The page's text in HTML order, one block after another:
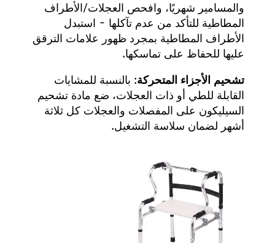
والمسامير شهريًا، وافحص العجلات/الأطراف
المطاطية للتأكد من عدم تآكلها - استبدل
الأطراف المطاطية بمجرد ظهور علامات الترقق
عليها للحفاظ على تماسكها.
تشحيم الأجزاء المتحركة: بالنسبة للمشايات
القابلة للطي أو ذات العجلات، ضع مادة تشحيم
السيليكون على المفصلات والعجلات كل ثلاثة
أشهر لضمان سلاسة التشغيل.